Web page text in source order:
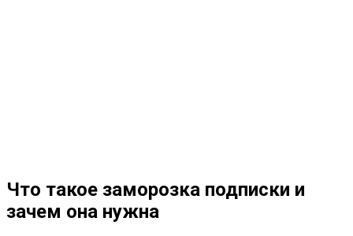
Что такое заморозка подписки и
зачем она нужна